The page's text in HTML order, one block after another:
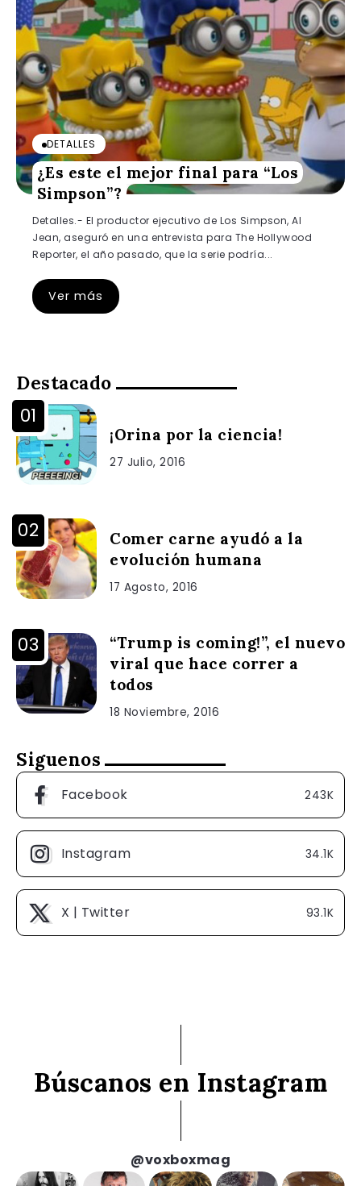
DETALLES
¿Es este el mejor final para “Los
Simpson”?
Detalles.- El productor ejecutivo de Los Simpson, Al
Jean, aseguró en una entrevista para The Hollywood
Reporter, el año pasado, que la serie podría...
Ver más
Destacado
¡Orina por la ciencia!
27 Julio, 2016
Comer carne ayudó a la
evolución humana
17 Agosto, 2016
“Trump is coming!”, el nuevo
viral que hace correr a
todos
18 Noviembre, 2016
Siguenos
Facebook 243K
Instagram 34.1K
X | Twitter 93.1K
Búscanos en Instagram
@voxboxmag